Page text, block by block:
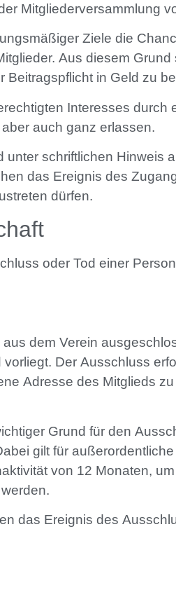
Mitgliederversammlung
Ziele die
Aus diesem
Beitragspflicht in Geld zu
Interesses
auch ganz erlassen.
schriftlichen Hinweis
das Ereignis des
dürfen.
oder Tod einer
dem Verein
Der Ausschluss
Adresse des Mitglieds
Grund für den
gilt für
von 12 Monaten,
das Ereignis des